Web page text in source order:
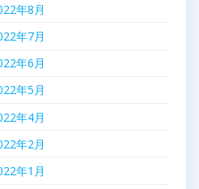
年8月
年7月
年6月
年5月
年4月
年2月
年1月